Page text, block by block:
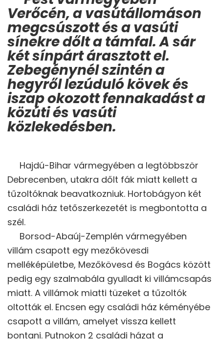
Verőcén, a vasútállomáson
megcsúszott és a vasúti
sínekre dőlt a támfal. A sár
két sínpárt árasztott el.
Zebegénynél szintén a
hegyről lezúduló kövek és
iszap okozott fennakadást a
közúti és vasúti
közlekedésben.
Hajdú-Bihar vármegyében a legtöbbször
Debrecenben, utakra dőlt fák miatt kellett a
tűzoltóknak beavatkozniuk. Hortobágyon két
családi ház tetőszerkezetét is megbontotta a
szél.
Borsod-Abaúj-Zemplén vármegyében
villám csapott egy mezőkövesdi
melléképületbe, Mezőkövesd és Bogács között
pedig egy szalmabála gyulladt ki villámcsapás
miatt. A villámok miatti tüzeket a tűzoltók
oltották el. Encsen egy családi ház kéményébe
csapott a villám, amelyet vissza kellett
bontani. Putnokon 2 családi házat a